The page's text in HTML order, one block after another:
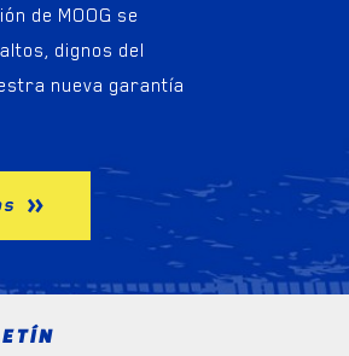
de MOOG se
dignos del
nueva garantía